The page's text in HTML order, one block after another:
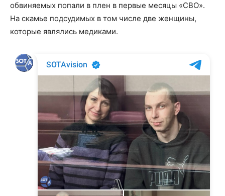
обвиняемых попали в плен в первые месяцы «СВО».
На скамье подсудимых в том числе две женщины,
которые являлись медиками.